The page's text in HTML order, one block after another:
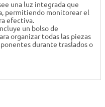
una luz integrada que
permitiendo monitorear el
efectiva.
un bolso de
organizar todas las piezas
durante traslados o